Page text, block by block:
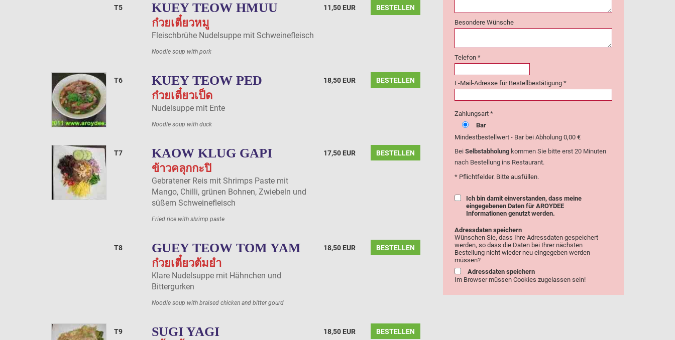
T5 KUEY TEOW HMUU
ก๋วยเตี๋ยวหมู
Fleischbrühe Nudelsuppe mit Schweinefleisch
Noodle soup with pork
11,50 EUR BESTELLEN
T6 KUEY TEOW PED
ก๋วยเตี๋ยวเป็ด
Nudelsuppe mit Ente
Noodle soup with duck
18,50 EUR BESTELLEN
T7 KAOW KLUG GAPI
ข้าวคลุกกะปิ
Gebratener Reis mit Shrimps Paste mit
Mango, Chilli, grünen Bohnen, Zwiebeln und
süßem Schweinefleisch
Fried rice with shrimp paste
17,50 EUR BESTELLEN
T8 GUEY TEOW TOM YAM
ก๋วยเตี๋ยวต้มยํา
Klare Nudelsuppe mit Hähnchen und
Bittergurken
Noodle soup with braised chicken and bitter gourd
18,50 EUR BESTELLEN
T9 SUGI YAGI 18,50 EUR BESTELLEN
Besondere Wünsche
Telefon *
E-Mail-Adresse für Bestellbestätigung *
Zahlungsart *
Bar
Mindestbestellwert - Bar bei Abholung 0,00 €
Bei Selbstabholung kommen Sie bitte erst 20 Minuten
nach Bestellung ins Restaurant.
* Pflichtfelder. Bitte ausfüllen.
Ich bin damit einverstanden, dass meine
eingegebenen Daten für AROYDEE
Informationen genutzt werden.
Adressdaten speichern
Wünschen Sie, dass Ihre Adressdaten gespeichert
werden, so dass die Daten bei Ihrer nächsten
Bestellung nicht wieder neu eingegeben werden
müssen?
Adressdaten speichern
Im Browser müssen Cookies zugelassen sein!